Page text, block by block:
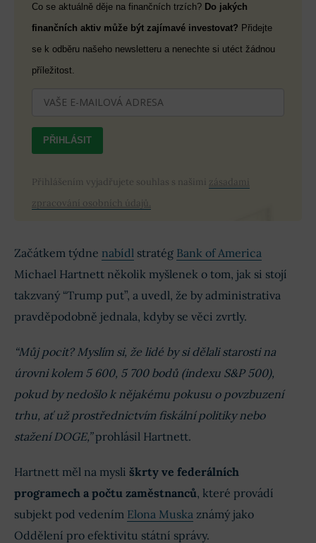
Co se aktuálně děje na finančních trzích? Do jakých
finančních aktiv může být zajímavé investovat? Přidejte
se k odběru našeho newsletteru a nenechte si utéct žádnou
příležitost.
PŘIHLÁSIT
Přihlášením vyjadřujete souhlas s našimi zásadami
zpracování osobních údajů.
Začátkem týdne nabídl stratég Bank of America
Michael Hartnett několik myšlenek o tom, jak si stojí
takzvaný “Trump put”, a uvedl, že by administrativa
pravděpodobně jednala, kdyby se věci zvrtly.
“Můj pocit? Myslím si, že lidé by si dělali starosti na
úrovni kolem 5 600, 5 700 bodů (indexu S&P 500),
pokud by nedošlo k nějakému pokusu o povzbuzení
trhu, ať už prostřednictvím fiskální politiky nebo
stažení DOGE,”prohlásil Hartnett.
Hartnett měl na mysli škrty ve federálních
programech a počtu zaměstnanců, které provádí
subjekt pod vedením Elona Muska známý jako
Oddělení pro efektivitu státní správy.